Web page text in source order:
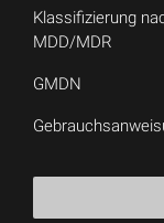
Klassifizierung
MDD/MDR
GMDN